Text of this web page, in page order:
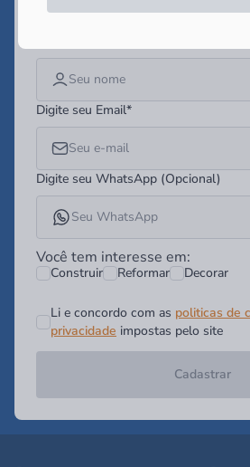
Digite seu Email*
Digite seu WhatsApp (Opcional)
Você tem interesse em:
Construir Reformar Decorar
Li e concordo com as politicas de
privacidade impostas pelo site
Cadastrar